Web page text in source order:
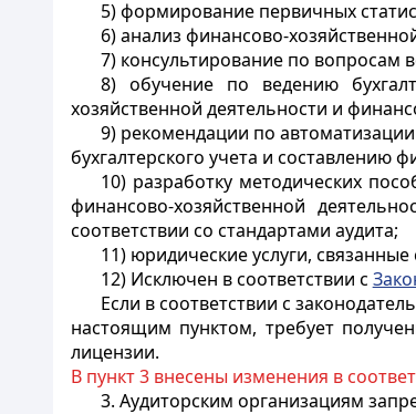
5) формирование первичных
6) анализ финансово-
7) консультирование по вопросам
8) обучение по ведению
хозяйственной деятельности и
9) рекомендации по
бухгалтерского учета и составлению
10) разработку методических
финансово-хозяйственной
соответствии со стандартами аудита;
11) юридические услуги,
12) Исключен в соответствии с
Если в соответствии с
настоящим пунктом, требует
лицензии.
В пункт 3 внесены изменения в
3. Аудиторским организациям